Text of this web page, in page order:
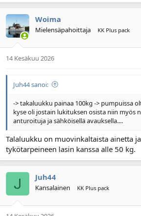
Woima
Mielensäpahoittaja KK Plus pack
14 Kesäkuu 2026
Juh44 sanoi:
-> takaluukku painaa 100kg -> pumpuissa
kyse oli jostain lukituksen osista niin myös
anturoituja ja sähköisellä avauksella....
Talaluukku on muovinkaltaista ainetta
tykötarpeineen lasin kanssa alle 50 kg.
Juh44
Kansalainen KK Plus pack